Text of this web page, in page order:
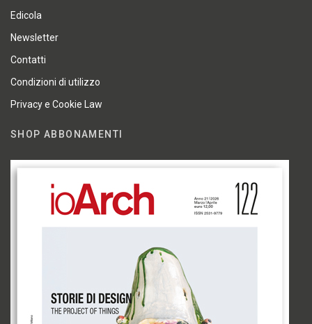
Edicola
Newsletter
Contatti
Condizioni di utilizzo
Privacy e Cookie Law
SHOP ABBONAMENTI